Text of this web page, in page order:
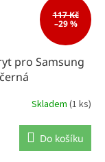
117 Kč
–29 %
pro Samsung
Skladem (1 ks)
Do košíku